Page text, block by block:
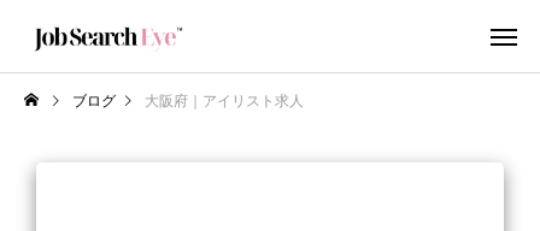
ブログ 大阪府｜アイリスト求人